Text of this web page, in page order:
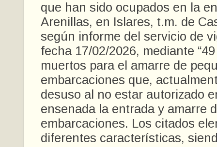
que han sido ocupados en la
Arenillas, en Islares, t.m. de
según informe del servicio de
fecha 17/02/2026, mediante “49
muertos para el amarre de
embarcaciones que,
desuso al no estar autorizado
ensenada la entrada y amarre
embarcaciones. Los citados
diferentes características,